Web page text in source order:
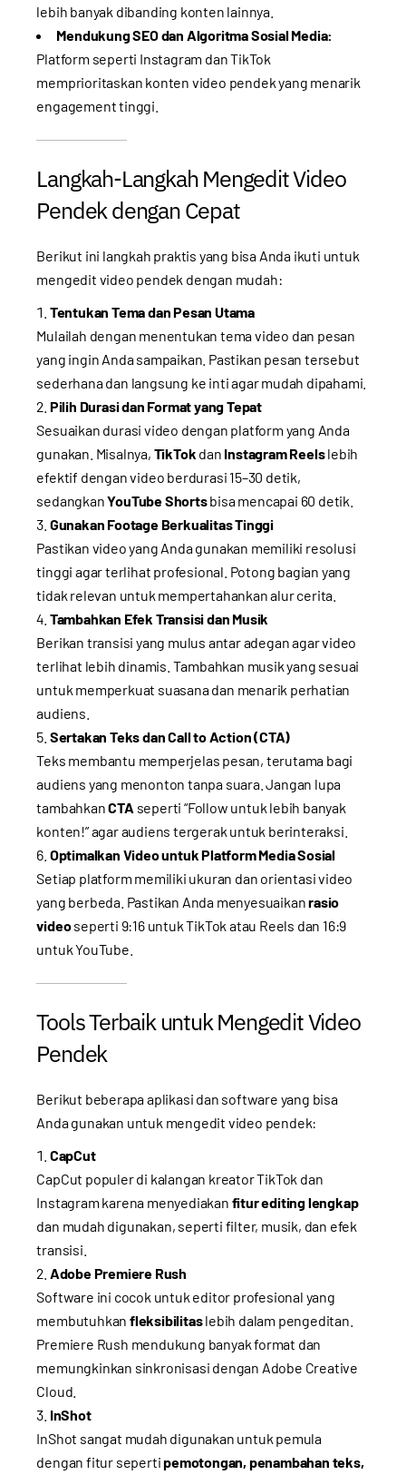
lebih banyak dibanding konten lainnya.
Mendukung SEO dan Algoritma Sosial Media:
Platform seperti Instagram dan TikTok
memprioritaskan konten video pendek yang menarik
engagement tinggi.
Langkah-Langkah Mengedit Video
Pendek dengan Cepat
Berikut ini langkah praktis yang bisa Anda ikuti untuk
mengedit video pendek dengan mudah:
Tentukan Tema dan Pesan Utama
Mulailah dengan menentukan tema video dan pesan
yang ingin Anda sampaikan. Pastikan pesan tersebut
sederhana dan langsung ke inti agar mudah dipahami.
Pilih Durasi dan Format yang Tepat
Sesuaikan durasi video dengan platform yang Anda
gunakan. Misalnya, TikTok dan Instagram Reelslebih
efektif dengan video berdurasi 15–30 detik,
sedangkanYouTube Shortsbisa mencapai 60 detik.
Gunakan Footage Berkualitas Tinggi
Pastikan video yang Anda gunakan memiliki resolusi
tinggi agar terlihat profesional. Potong bagian yang
tidak relevan untuk mempertahankan alur cerita.
Tambahkan Efek Transisi dan Musik
Berikan transisi yang mulus antar adegan agar video
terlihat lebih dinamis. Tambahkan musik yang sesuai
untuk memperkuat suasana dan menarik perhatian
audiens.
Sertakan Teks dan Call to Action (CTA)
Teks membantu memperjelas pesan, terutama bagi
audiens yang menonton tanpa suara. Jangan lupa
tambahkanCTA seperti “Follow untuk lebih banyak
konten!” agar audiens tergerak untuk berinteraksi.
Optimalkan Video untuk Platform Media Sosial
Setiap platform memiliki ukuran dan orientasi video
yang berbeda. Pastikan Anda menyesuaikanrasio
videoseperti 9:16 untuk TikTok atau Reels dan 16:9
untuk YouTube.
Tools Terbaik untuk Mengedit Video
Pendek
Berikut beberapa aplikasi dan software yang bisa
Anda gunakan untuk mengedit video pendek:
CapCut
CapCut populer di kalangan kreator TikTok dan
Instagram karena menyediakan fitur editing lengkap
dan mudah digunakan, seperti filter, musik, dan efek
transisi.
Adobe Premiere Rush
Software ini cocok untuk editor profesional yang
membutuhkan fleksibilitaslebih dalam pengeditan.
Premiere Rush mendukung banyak format dan
memungkinkan sinkronisasi dengan Adobe Creative
Cloud.
InShot
InShot sangat mudah digunakan untuk pemula
dengan fitur sepertipemotongan, penambahan teks,